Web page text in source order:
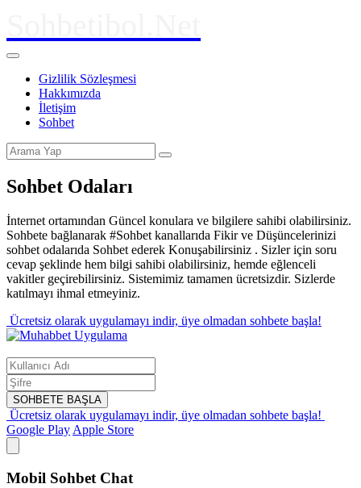
Gizlilik Sözleşmesi
Hakkımızda
İletişim
Sohbet
Sohbet Odaları
İnternet ortamından Güncel konulara ve bilgilere sahibi olabilirsiniz.
Sohbete bağlanarak #Sohbet kanallarıda Fikir ve Düşüncelerinizi
sohbet odalarıda Sohbet ederek Konuşabilirsiniz . Sizler için soru
cevap şeklinde hem bilgi sahibi olabilirsiniz, hemde eğlenceli
vakitler geçirebilirsiniz. Sistemimiz tamamen ücretsizdir. Sizlerde
katılmayı ihmal etmeyiniz.
Ücretsiz olarak uygulamayı indir, üye olmadan sohbete başla!
SOHBETE BAŞLA
Ücretsiz olarak uygulamayı indir, üye olmadan sohbete başla!
Google Play Apple Store
Mobil Sohbet Chat